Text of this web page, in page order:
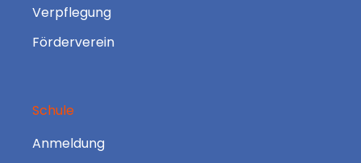
Verpflegung
Förderverein
Schule
Anmeldung